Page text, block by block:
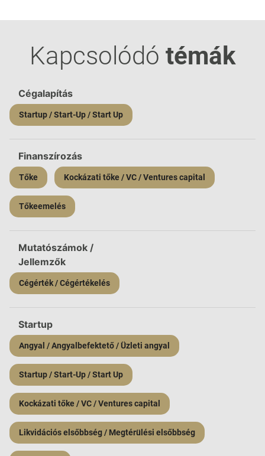
Kapcsolódó témák
Cégalapítás
Startup / Start-Up / Start Up
Finanszírozás
Tőke Kockázati tőke / VC / Ventures capital
Tőkeemelés
Mutatószámok /
Jellemzők
Cégérték / Cégértékelés
Startup
Angyal / Angyalbefektető / Üzleti angyal
Startup / Start-Up / Start Up
Kockázati tőke / VC / Ventures capital
Likvidációs elsőbbség / Megtérülési elsőbbség